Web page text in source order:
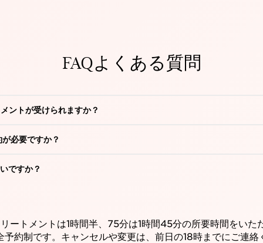
FAQよくある質問
ントが受けられますか？
必要ですか？
ですか？
ートメントは1時間半、75分は1時間45分の所要時間をいた
予約制です。キャンセルや変更は、前日の18時までにご連絡